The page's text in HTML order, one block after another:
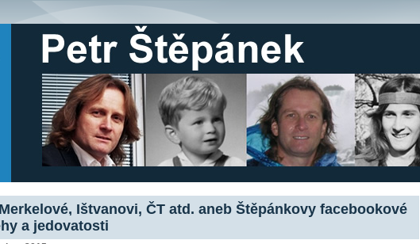
Ištvanovi, ČT atd. aneb Štěpánkovy facebookové
a jedovatosti